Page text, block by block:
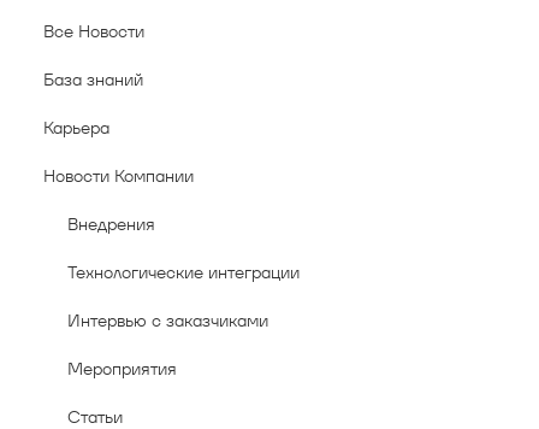
Все Новости
База знаний
Карьера
Новости Компании
Внедрения
Технологические интеграции
Интервью с заказчиками
Мероприятия
Статьи